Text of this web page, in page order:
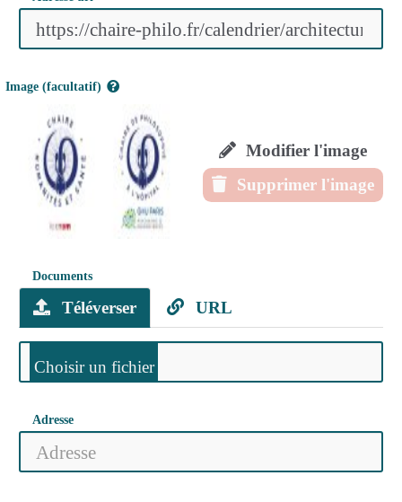
Image (facultatif)
Modifier l'image
Supprimer l'image
Documents
Téléverser URL
Adresse